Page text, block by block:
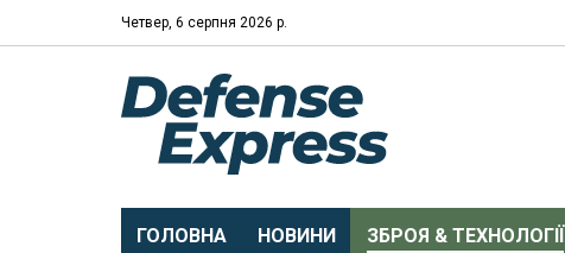
Четвер, 6 серпня 2026 р.
ГОЛОВНА НОВИНИ ЗБРОЯ & ТЕХНОЛОГІЇ